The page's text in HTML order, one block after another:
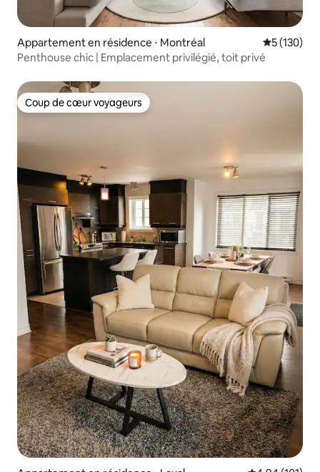
Appartement en résidence ⋅ Montréal Évaluation
5 (130)
Penthouse chic | Emplacement privilégié, toit privé
Coup de cœur voyageurs
Coup de cœur voyageurs